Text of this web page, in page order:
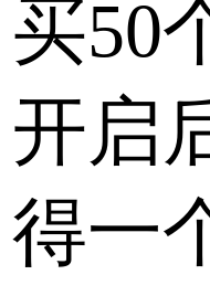
买50
开启
得一